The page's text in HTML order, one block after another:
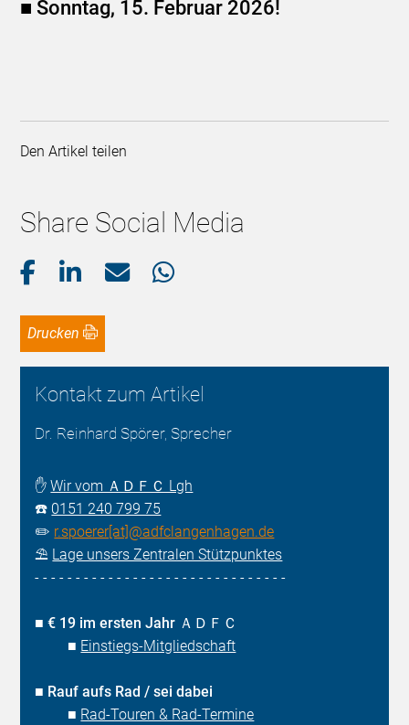
■Sonntag, 15. Februar 2026!
Den Artikel teilen
Share Social Media
Drucken
Kontakt zum Artikel
Dr. Reinhard Spörer, Sprecher
✋Wir vom ＡＤＦＣ Lgh
☎️ 0151 240 799 75
✏️ r.spoerer[at]@adfclangenhagen.de
⛱️ Lage unsers Zentralen Stützpunktes
- - - - - - - - - - - - - - - - - - - - - - - - - - - - - - -
■€ 19 im ersten Jahr ＡＤＦＣ
■ Einstiegs-Mitgliedschaft
■ Rauf aufs Rad / sei dabei
■ Rad-Touren & Rad-Termine